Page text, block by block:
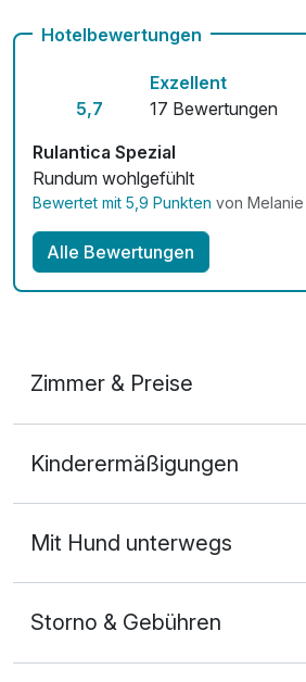
Zimmerservice verfügbar
Hotelbewertungen
5,7
Exzellent
17 Bewertungen
Rulantica Spezial
Rundum wohlgefühlt
Bewertet mit 5,9 Punkten von
Alle Bewertungen
Zimmer & Preise
2 Erwachsene
Kinderermäßigungen
Mit Hund unterwegs
Storno & Gebühren